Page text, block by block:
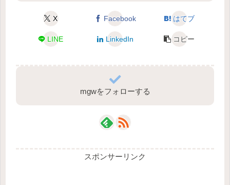
X Facebook はてブ
LINE LinkedIn コピー
mgwをフォローする
スポンサーリンク